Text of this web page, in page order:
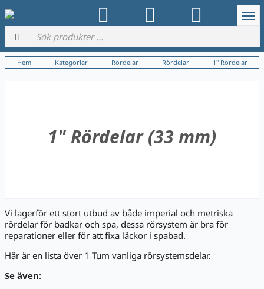
Hem Kategorier Rördelar Rördelar 1" Rördelar
1" Rördelar (33 mm)
Vi lagerför ett stort utbud av både imperial och metriska
rördelar för badkar och spa, dessa rörsystem är bra för
reparationer eller för att fixa läckor i spabad.
Här är en lista över 1 Tum vanliga rörsystemsdelar.
Se även: